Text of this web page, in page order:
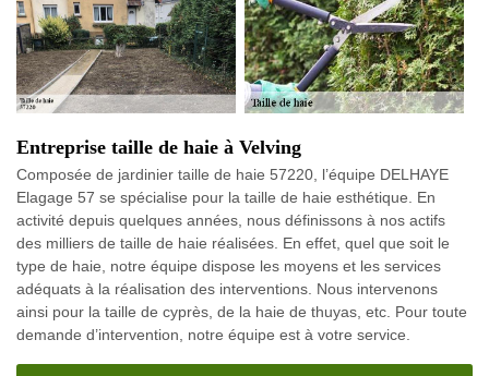
Entreprise taille de haie à Velving
Composée de jardinier taille de haie 57220, l’équipe DELHAYE
Elagage 57 se spécialise pour la taille de haie esthétique. En
activité depuis quelques années, nous définissons à nos actifs
des milliers de taille de haie réalisées. En effet, quel que soit le
type de haie, notre équipe dispose les moyens et les services
adéquats à la réalisation des interventions. Nous intervenons
ainsi pour la taille de cyprès, de la haie de thuyas, etc. Pour toute
demande d’intervention, notre équipe est à votre service.